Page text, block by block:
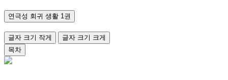
연극성 회귀 생활 1권
글자 크기 작게
글자 크기 크게
목차